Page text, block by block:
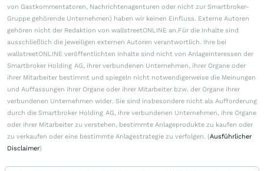
von Gastkommentatoren, Nachrichtenagenturen oder nicht zur Smartbroker-
Gruppe gehörende Unternehmen) haben wir keinen Einfluss. Externe Autoren
gehören nicht der Redaktion von wallstreetONLINE an.Für die Inhalte sind
ausschließlich die jeweiligen externen Autoren verantwortlich. Ihre bei
wallstreetONLINE veröffentlichten Inhalte sind nicht von Anlageinteressen der
Smartbroker Holding AG, ihrer verbundenen Unternehmen, ihrer Organe oder
ihrer Mitarbeiter bestimmt und spiegeln nicht notwendigerweise die Meinungen
und Auffassungen ihrer Organe oder ihrer Mitarbeiter bzw. der Organe ihrer
verbundenen Unternehmen wider. Sie sind insbesondere nicht als Aufforderung
durch die Smartbroker Holding AG, ihre verbundenen Unternehmen, ihre Organe
oder ihrer Mitarbeiter zu verstehen, bestimmte Anlageprodukte zu kaufen oder
zu verkaufen oder eine bestimmte Anlagestrategie zu verfolgen. (Ausführlicher
Disclaimer)